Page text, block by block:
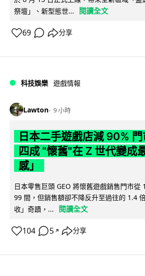
祭壇」、新型態世...
閱讀全文
69 分享
科技娛樂 遊戲情報
Lawton 9 小時
日本二手遊戲店減 90%
四成 "懷舊"在 Z 世代變成
感」
日本零售巨頭 GEO 將懷舊遊戲銷售門市從
99 間，但銷售額卻不降反升至過往的 1.4
收」奇蹟，...
閱讀全文
104 5 ↗ 分享